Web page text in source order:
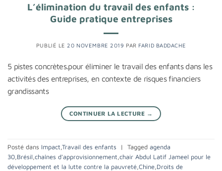
L’élimination du travail des enfants :
Guide pratique entreprises
PUBLIÉ LE 20 NOVEMBRE 2019 PAR FARID BADDACHE
5 pistes concrètes.pour éliminer le travail des enfants dans les
activités des entreprises, en contexte de risques financiers
grandissants
CONTINUER LA LECTURE →
Posté dans Impact Travail des enfants | Tagged agenda
30 Brésil chaînes d'approvisionnement chair Abdul Latif Jameel pour le
développement et la lutte contre la pauvreté Chine Droits de